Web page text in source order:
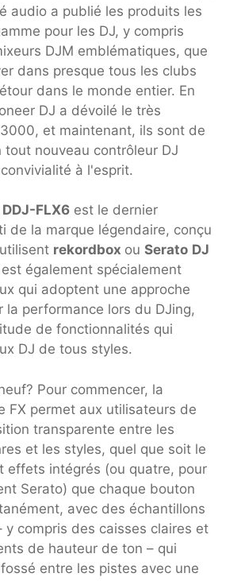
audio a publié les produits les
pour les DJ, y compris
DJM emblématiques, que
dans presque tous les clubs
dans le monde entier. En
DJ a dévoilé le très
et maintenant, ils sont de
tout nouveau contrôleur DJ
à l'esprit.
DDJ-FLX6 est le dernier
de la marque légendaire, conçu
rekordbox ou Serato DJ
également spécialement
qui adoptent une approche
la performance lors du DJing,
de fonctionnalités qui
DJ de tous styles.
Pour commencer, la
FX permet aux utilisateurs de
transparente entre les
et les styles, quel que soit le
effets intégrés (ou quatre, pour
Serato) que chaque bouton
avec des échantillons
y compris des caisses claires et
de hauteur de ton – qui
entre les pistes avec une